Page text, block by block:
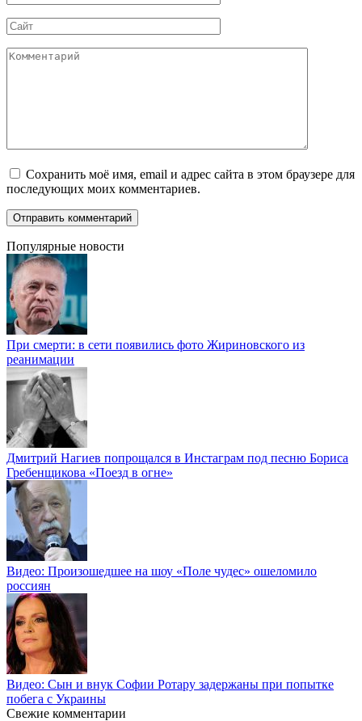
*
Сайт
Комментарий
Сохранить моё имя, email и адрес сайта в этом браузере для
последующих моих комментариев.
Популярные новости
При смерти: в сети появились фото Жириновского из
реанимации
Дмитрий Нагиев попрощался в Инстаграм под песню Бориса
Гребенщикова «Поезд в огне»
Видео: Произошедшее на шоу «Поле чудес» ошеломило
россиян
Видео: Сын и внук Софии Ротару задержаны при попытке
побега с Украины
Свежие комментарии